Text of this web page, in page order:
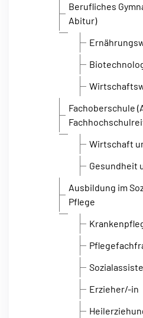
Berufliches
Abitur)
Fachoberschule
Wirtschaft
Gesundheit
Ausbildung im
Pflege
Erzieher/-in